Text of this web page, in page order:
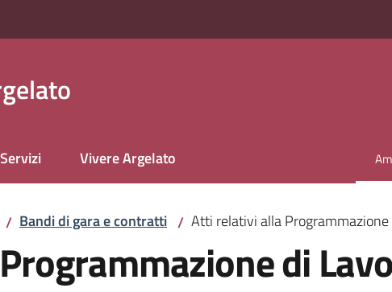
Servizi Vivere Argelato
/ Bandi di gara e contratti / Atti relativi alla
di